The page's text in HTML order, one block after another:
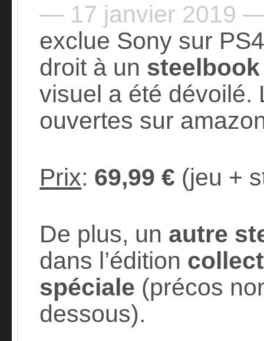
— 17 janvier 2019
exclue Sony sur
droit à un
visuel a été dévoilé.
ouvertes sur
Prix: 69,99 € (jeu +
De plus, un autre
dans l’édition
spéciale (précos
dessous).